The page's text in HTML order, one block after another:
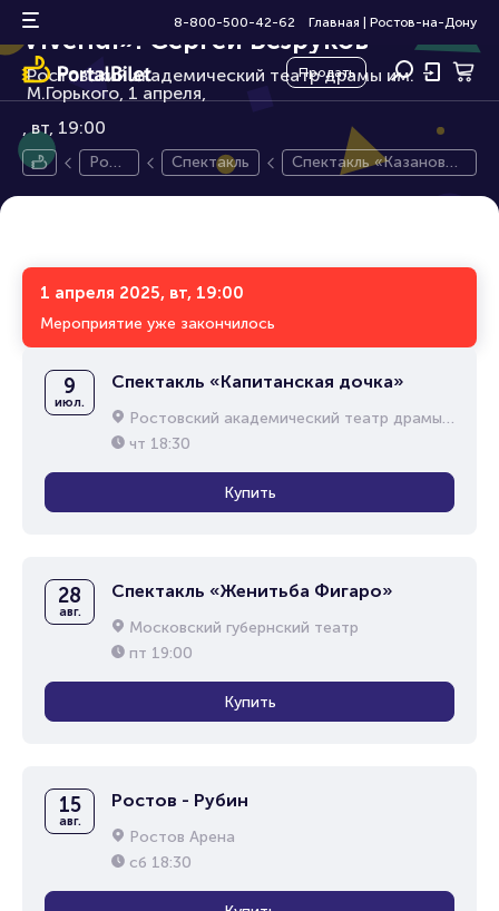
8-800-500-42-62 Главная Ростов-на-Дону
Продать
Спектакль «Казанова - Ars
Vivendi». Сергей Безруков
Ростовский академический театр драмы им.
М.Горького, 1 апреля,
16+
вт, 19:00
Рост
Спектакль
Спектакль «Казанова -
1 апреля 2025, вт, 19:00
Мероприятие уже закончилось
9
июл.
Спектакль «Капитанская дочка»
Ростовский академический театр драмы им. М.Горького
чт 18:30
Купить
28
авг.
Спектакль «Женитьба Фигаро»
Московский губернский театр
пт 19:00
Купить
15
авг.
Ростов - Рубин
Ростов Арена
сб 18:30